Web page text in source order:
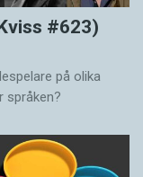
#623)
på olika
språken?